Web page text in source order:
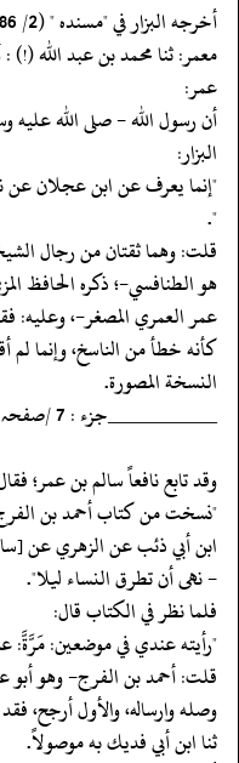
معمر: ثنا محمد بن عبد الله (!)
عمر:
‏‏‏‏أن رسول الله - صلى الله عليه
البزار:
‏‏‏‏"إنما يعرف عن ابن عجلان عن
".
‏‏‏‏قلت: وهما ثقتان من رجال
هو الطنافسي-؛ ذكره الحافظ
عمر العمري المصغر-، وعليه:
كأنه خطأ من الناسخ، وإنما لم
النسخة المصورة.
‏‏‏‏__________جزء : 7 /صفحہ : 221__________
‏‏‏‏وقد تابع نافعاً سالم بن عمر؛ فقال
‏‏‏‏"نسخت من كتاب أحمد بن
ابن أبي ذئب عن الزهري عن
- نهى أن تطرق النساء ليلا".
‏‏‏‏فلما نظر في الكتاب قال:
‏‏‏‏"رأيته عندي في موضعين: مَرَّةَّ:
‏‏‏‏قلت: أحمد بن الفرج- وهو
وصله وارساله، والأول أرجح،
ثنا ابن أبي فديك به موصولاً.